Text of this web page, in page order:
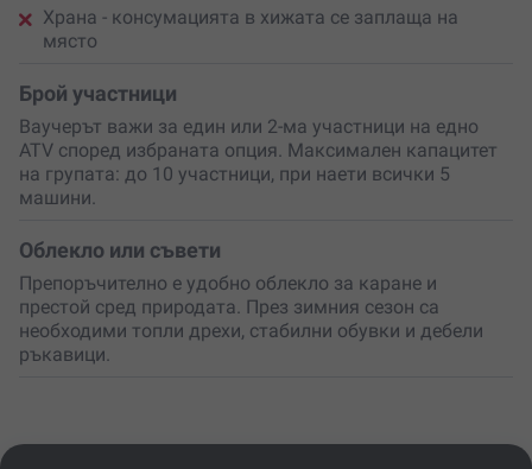
Храна - консумацията в хижата се заплаща на
място
Брой участници
Ваучерът важи за един или 2-ма участници на едно
ATV според избраната опция. Максимален капацитет
на групата: до 10 участници, при наети всички 5
машини.
Облекло или съвети
Препоръчително е удобно облекло за каране и
престой сред природата. През зимния сезон са
необходими топли дрехи, стабилни обувки и дебели
ръкавици.